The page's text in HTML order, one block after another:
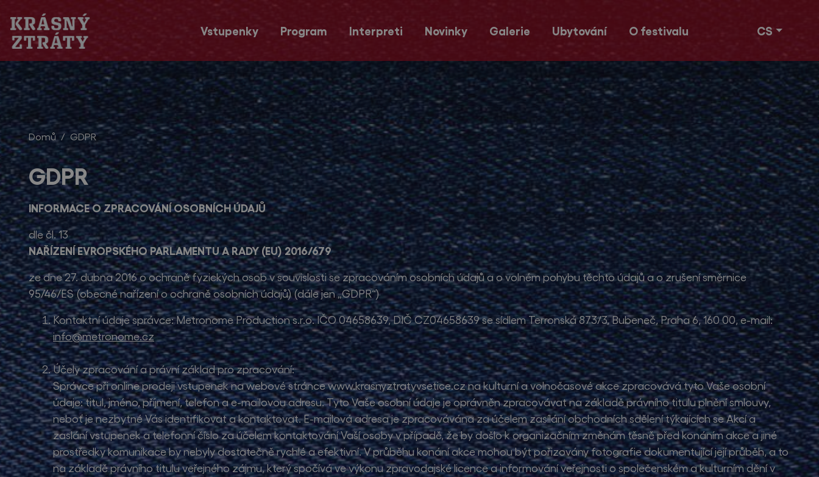
Vstupenky Program Interpreti Novinky Galerie Ubytování O festivalu CS
Domů GDPR
GDPR
INFORMACE O ZPRACOVÁNÍ OSOBNÍCH ÚDAJŮ
dle čl. 13
NAŘÍZENÍ EVROPSKÉHO PARLAMENTU A RADY (EU) 2016/679
ze dne 27. dubna 2016 o ochraně fyzických osob v souvislosti se zpracováním osobních údajů a o volném pohybu těchto údajů a o zrušení směrnice
95/46/ES (obecné nařízení o ochraně osobních údajů) (dále jen „GDPR“)
Kontaktní údaje správce: Metronome Production s.r.o. IČO 04658639, DIČ CZ04658639 se sídlem Terronská 873/3, Bubeneč, Praha 6, 160 00, e-mail:
info@metronome.cz
Účely zpracování a právní základ pro zpracování:
Správce při online prodeji vstupenek na webové stránce www.krasnyztratyvsetice.cz na kulturní a volnočasové akce zpracovává tyto Vaše osobní
údaje: titul, jméno, příjmení, telefon a e-mailovou adresu. Tyto Vaše osobní údaje je oprávněn zpracovávat na základě právního titulu plnění smlouvy,
neboť je nezbytné Vás identifikovat a kontaktovat. E-mailová adresa je zpracovávána za účelem zasílání obchodních sdělení týkajících se Akcí a
zaslání vstupenek a telefonní číslo za účelem kontaktování Vaší osoby v případě, že by došlo k organizačním změnám těsně před konáním akce a jiné
prostředky komunikace by nebyly dostatečně rychlé a efektivní. V průběhu konání akce mohou být pořizovány fotografie dokumentující její průběh, a to
na základě právního titulu veřejného zájmu, který spočívá ve výkonu zpravodajské licence a informování veřejnosti o společenském a kulturním dění v